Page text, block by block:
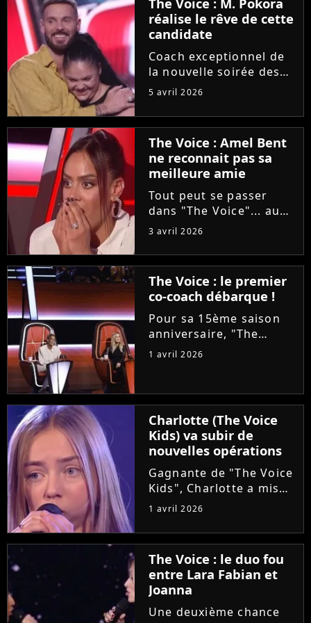
réalise le rêve de cette
candidate
Coach exceptionnel de
la nouvelle soirée des
auditions à l'aveugle de
a accepté de partager
un moment privilégié
avec une candidate
"fan" depuis sa plus
tendre...
5 avril 2026
The Voice : Amel Bent
ne reconnait pas sa
meilleure amie
Tout peut se passer
dans "The Voice"... au
grand dam d'Amel Bent
chanteuse ne va pas
reconnaître la voix de
sa meilleure amie, qui
est pourtant sa
choriste. Regardez...
3 avril 2026
The Voice : le premier
co-coach débarque !
Pour sa 15ème saison
anniversaire, "The
Voice" met les petits
accueillera un coach
supplémentaire pour ce
qui est annoncé comme
"une première...
1 avril 2026
Charlotte (The Voice
Kids) va subir de
nouvelles opérations
Gagnante de "The Voice
Kids", Charlotte a mis
en lumière son combat
infantile. Alors qu'elle
démarre une tournée
avec l'association The
Kids Harmony, la
chanteuse...
1 avril 2026
The Voice : le duo fou
entre Lara Fabian et
Joanna
Une deuxième chance